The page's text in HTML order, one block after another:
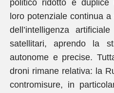
politico ridotto e duplice
loro potenziale continua
dell’intelligenza
satellitari, aprendo la
autonome e precise.
droni rimane relativa: la
contromisure, in